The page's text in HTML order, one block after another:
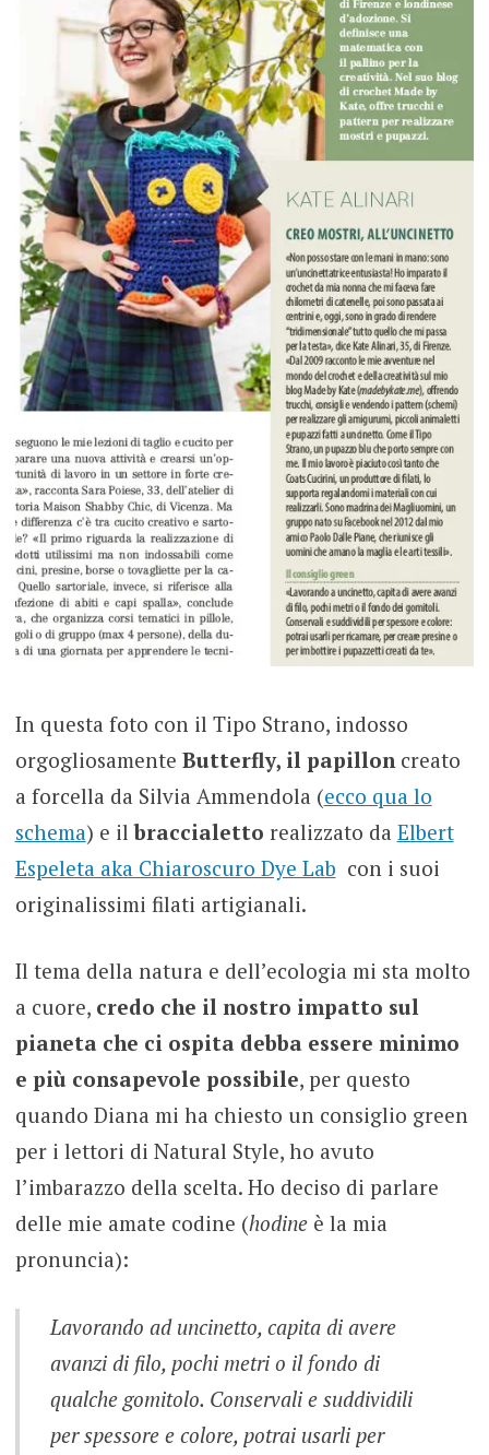
In questa foto con il Tipo Strano, indosso
orgogliosamente Butterfly, il papilloncreato
a forcella da Silvia Ammendola (ecco qua lo
schema) e ilbraccialetto realizzato da Elbert
Espeleta aka Chiaroscuro Dye Lab con i suoi
originalissimi filati artigianali.
Il tema della natura e dell’ecologia mi sta molto
a cuore, credo che il nostro impatto sul
pianeta che ci ospita debba essere minimo
e più consapevole possibile, per questo
quando Diana mi ha chiesto un consiglio green
per i lettori di Natural Style, ho avuto
l’imbarazzo della scelta. Ho deciso di parlare
delle mie amate codine (hodineè la mia
pronuncia):
Lavorando ad uncinetto, capita di avere
avanzi di filo, pochi metri o il fondo di
qualche gomitolo. Conservali e suddividili
per spessore e colore, potrai usarli per